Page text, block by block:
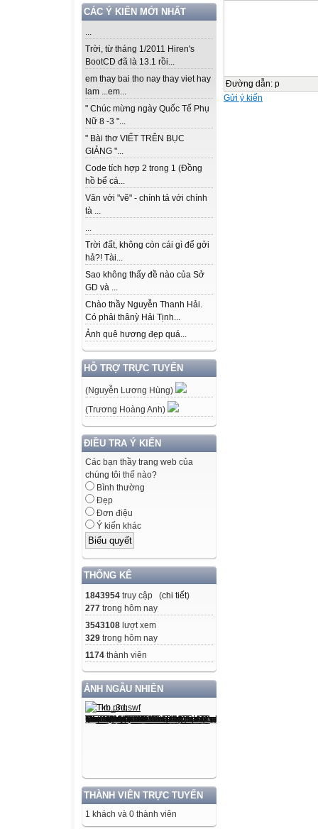
CÁC Ý KIẾN MỚI NHẤT
...
Trời, từ tháng 1/2011 Hiren's
BootCD đã là 13.1 rồi...
em thay bai tho nay thay viet hay
lam ...em...
" Chúc mừng ngày Quốc Tế Phụ
Nữ 8 -3 "...
" Bài thơ VIẾT TRÊN BỤC
GIẢNG "...
Code tích hợp 2 trong 1 (Đồng
hồ bể cá...
Văn với "vẽ" - chính tả với chính
tà ...
...
Trời đất, không còn cái gì để gởi
hả?! Tài...
Sao không thấy đề nào của Sở
GD và ...
Chào thầy Nguyễn Thanh Hải.
Có phải thânỳ Hải Tịnh...
Ảnh quê hương đẹp quá...
HỖ TRỢ TRỰC TUYẾN
(Nguyễn Lương Hùng)
(Trương Hoàng Anh)
ĐIỀU TRA Ý KIẾN
Các bạn thầy trang web của
chúng tôi thế nào?
Bình thường
Đẹp
Đơn điệu
Ý kiến khác
THỐNG KÊ
1843954 truy cập (chi tiết)
277 trong hôm nay
3543108 lượt xem
329 trong hôm nay
1174 thành viên
ẢNH NGẪU NHIÊN
THÀNH VIÊN TRỰC TUYẾN
1 khách và 0 thành viên
Đường dẫn: p
Gửi ý kiến